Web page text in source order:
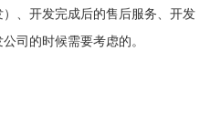
、开发完成后的售后服务、开发
司的时候需要考虑的。